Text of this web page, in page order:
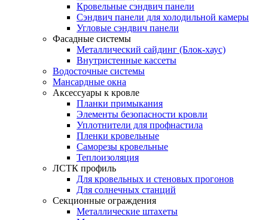
Кровельные сэндвич панели
Сэндвич панели для холодильной камеры
Угловые сэндвич панели
Фасадные системы
Металлический сайдинг (Блок-хаус)
Внутристенные кассеты
Водосточные системы
Мансардные окна
Аксессуары к кровле
Планки примыкания
Элементы безопасности кровли
Уплотнители для профнастила
Пленки кровельные
Саморезы кровельные
Теплоизоляция
ЛСТК профиль
Для кровельных и стеновых прогонов
Для солнечных станций
Секционные ограждения
Металлические штахеты